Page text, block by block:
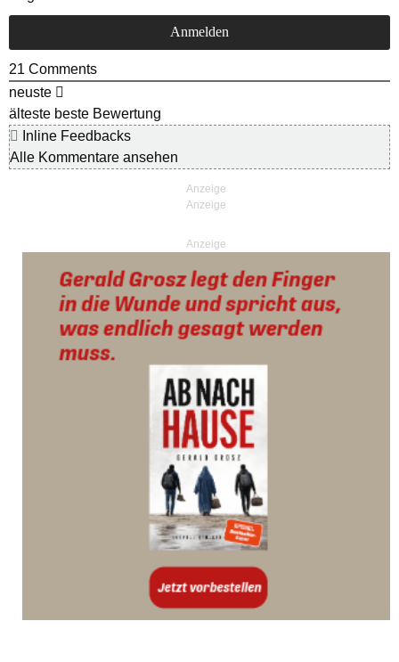
21 Comments
neuste
älteste beste Bewertung
Inline Feedbacks
Alle Kommentare ansehen
Anzeige